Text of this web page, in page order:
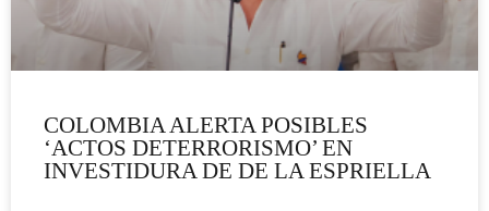
COLOMBIA ALERTA POSIBLES
‘ACTOS DETERRORISMO’ EN
INVESTIDURA DE DE LA ESPRIELLA